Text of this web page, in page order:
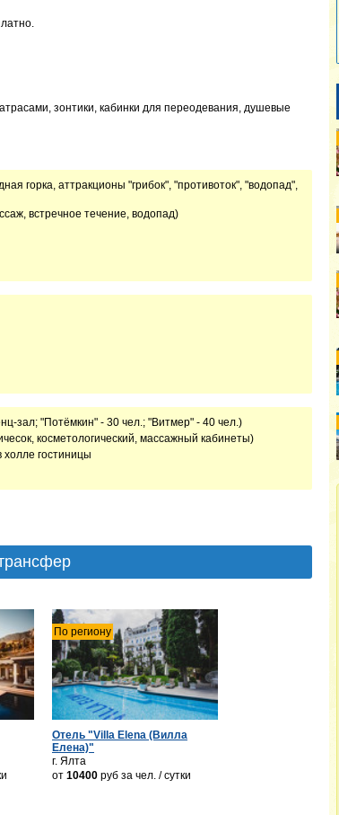
зонтики, кабинки для переодевания, душевые
горка, аттракционы "грибок", "противоток", "водопад",
встречное течение, водопад)
зал; "Потёмкин" - 30 чел.; "Витмер" - 40 чел.)
косметологический, массажный кабинеты)
холле гостиницы
По региону
Отель "Villa Elena (Вилла
Елена)"
г. Ялта
от 10400 руб за чел. / сутки